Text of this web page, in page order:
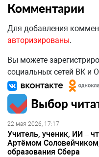
Комментарии
Для добавления
авторизированы.
Вы можете
социальных сетей ВК и
Выбор
22 мая 2026, 17:17
Учитель, ученик, ИИ –
Артёмом
образования Сбера